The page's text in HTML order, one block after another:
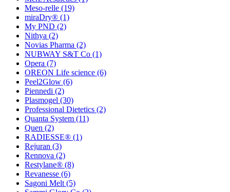
Meso-relle (19)
miraDry® (1)
My PND (2)
Nithya (2)
Novias Pharma (2)
NUBWAY S&T Co (1)
Opera (7)
OREON Life science (6)
Peel2Glow (6)
Piennedi (2)
Plasmogel (30)
Professional Dietetics (2)
Quanta System (11)
Quen (2)
RADIESSE® (1)
Rejuran (3)
Rennova (2)
Restylane® (8)
Revanesse (6)
Sagoni Melt (5)